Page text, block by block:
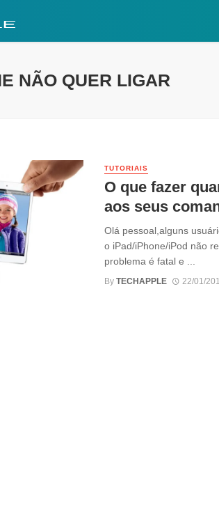
NÃO QUER LIGAR
TUTORIAIS
O que fazer
aos seus
Olá pessoal,alguns
o iPad/iPhone/iPod não
problema é fatal e ...
By TECHAPPLE 22/01/